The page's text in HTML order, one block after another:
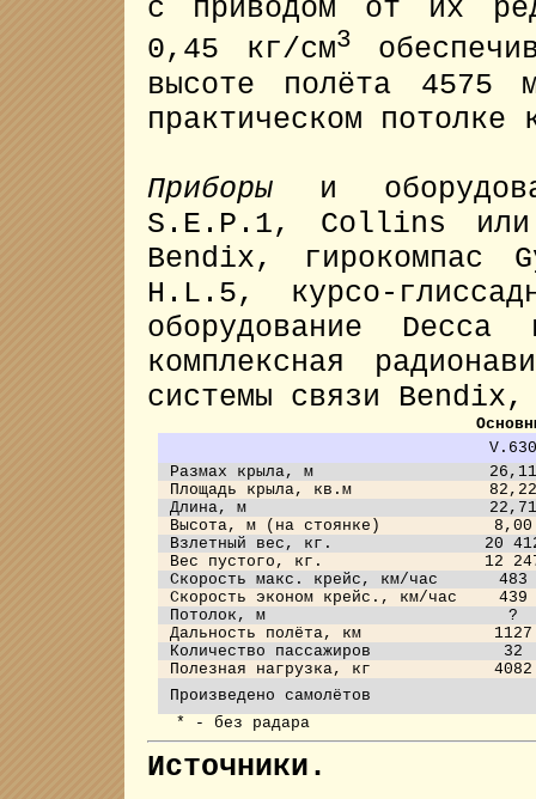
с приводом от их
0,45 кг/см3
высоте полёта
практическом
Приборы и
S.E.P.1, Collins или
Bendix, гирокомпас
H.L.5, курсо-
оборудование
комплексная
системы связи
V.630
Размах крыла, м
26,11
Площадь крыла, кв.м
82,22
Длина, м
22,71
Высота, м (на стоянке)
8,00
Взлетный вес, кг.
20
Вес пустого, кг.
12
Скорость макс. крейс, км/час
483
Скорость эконом крейс., км/час
439
Потолок, м
?
Дальность полёта, км
1127
Количество пассажиров
32
Полезная нагрузка, кг
4082
Произведено самолётов
* - без радара
Источники.